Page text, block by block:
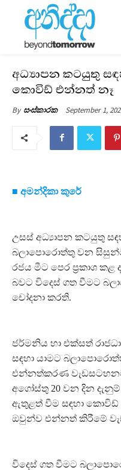
අධ්‍යාපන කටයුතු
කොවිඩ් එන්නත් නෑ
By සංස්කාරක September 1,
■ අමන්දිකා කුරේ
උසස් අධ්‍යාපන කටයුතු
බලාපොරොත්තු වන
රජය මීට පෙර ප්‍රකාශ
බවට විදෙස් ගත වීමට
චෝදනා කරති.
ජර්මනිය හා එක්සත්
සඳහා යාමට
එන්නත්කරණ
අගෝස්තු 20 වන දින
ඇතුළත් වීම සඳහා
ඔවුන්ව එන්නත් කිරීමේ
විදෙස් ගත වීමට